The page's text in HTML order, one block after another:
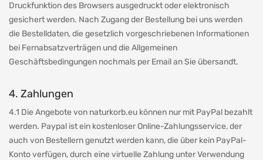
Druckfunktion des Browsers ausgedruckt oder elektronisch
gesichert werden. Nach Zugang der Bestellung bei uns werden
die Bestelldaten, die gesetzlich vorgeschriebenen Informationen
bei Fernabsatzverträgen und die Allgemeinen
Geschäftsbedingungen nochmals per Email an Sie übersandt.
4. Zahlungen
4.1 Die Angebote von naturkorb.eu können nur mit PayPal bezahlt
werden. Paypal ist ein kostenloser Online-Zahlungsservice, der
auch von Bestellern genutzt werden kann, die über kein PayPal-
Konto verfügen, durch eine virtuelle Zahlung unter Verwendung